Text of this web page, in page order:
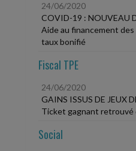
24/06/2020
COVID-19 : NOUVEAU
Aide au financement
taux bonifié
Fiscal TPE
24/06/2020
GAINS ISSUS DE JEUX
Ticket gagnant retrouvé
Social